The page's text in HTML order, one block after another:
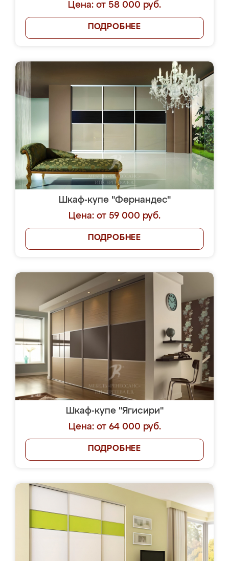
Цена: от 58 000 руб.
ПОДРОБНЕЕ
Шкаф-купе "Фернандес"
Цена: от 59 000 руб.
ПОДРОБНЕЕ
Шкаф-купе "Ягисири"
Цена: от 64 000 руб.
ПОДРОБНЕЕ